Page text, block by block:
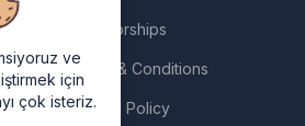
Sponsorships
Terms & Conditions
Privacy Policy
ve
için
çok isteriz.